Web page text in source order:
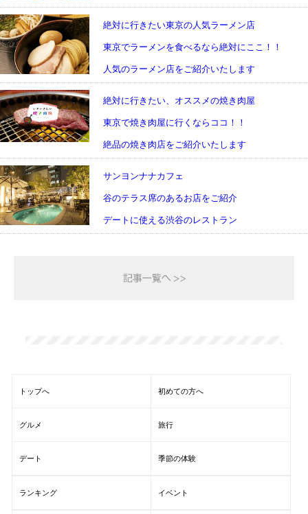
絶対に行きたい東京の人気ラーメン店
東京でラーメンを食べるなら絶対にここ！！
人気のラーメン店をご紹介いたします
絶対に行きたい、オススメの焼き肉屋
東京で焼き肉屋に行くならココ！！
絶品の焼き肉店をご紹介いたします
サンヨンナナカフェ
谷のテラス席のあるお店をご紹介
デートに使える渋谷のレストラン
トップへ 初めての方へ
グルメ 旅行
デート 季節の体験
ランキング イベント